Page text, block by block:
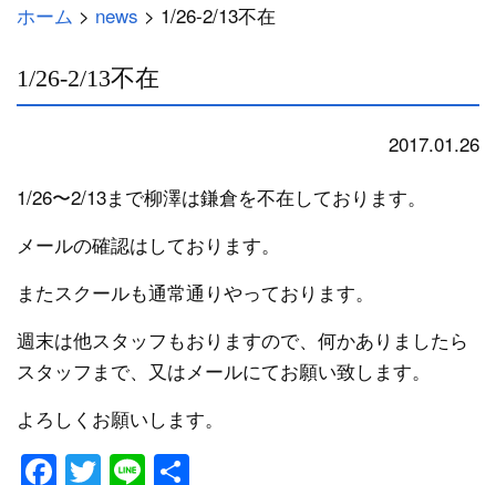
ホーム > news > 1/26-2/13不在
1/26-2/13不在
2017.01.26
1/26〜2/13まで柳澤は鎌倉を不在しております。
メールの確認はしております。
またスクールも通常通りやっております。
週末は他スタッフもおりますので、何かありましたら
スタッフまで、又はメールにてお願い致します。
よろしくお願いします。
Facebook
Twitter
Line